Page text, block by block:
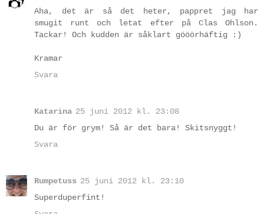
Aha, det är så det heter, pappret jag har
smugit runt och letat efter på Clas Ohlson.
Tackar! Och kudden är såklart gööörhäftig :)
Kramar
Svara
Katarina 25 juni 2012 kl. 23:08
Du är för grym! Så är det bara! Skitsnyggt!
Svara
Rumpetuss 25 juni 2012 kl. 23:10
Superduperfint!